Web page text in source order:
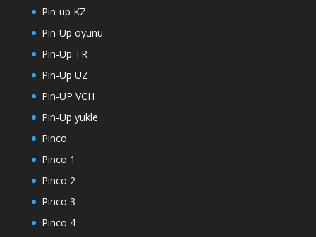
Pin-up KZ
Pin-Up oyunu
Pin-Up TR
Pin-Up UZ
Pin-UP VCH
Pin-Up yukle
Pinco
Pinco 1
Pinco 2
Pinco 3
Pinco 4